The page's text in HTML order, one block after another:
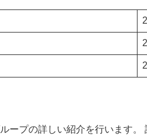
ープの詳しい紹介を行います。